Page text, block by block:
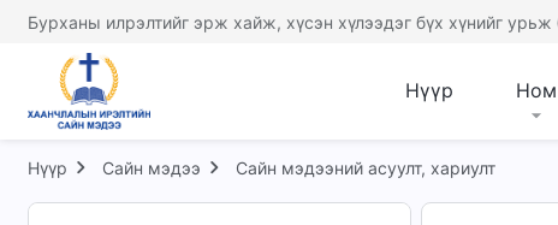
Бурханы илрэлтийг эрж хайж, хүсэн хүлээдэг бүх хүнийг урьж
Нүүр Ном
Нүүр Сайн мэдээ Сайн мэдээний асуулт, хариулт